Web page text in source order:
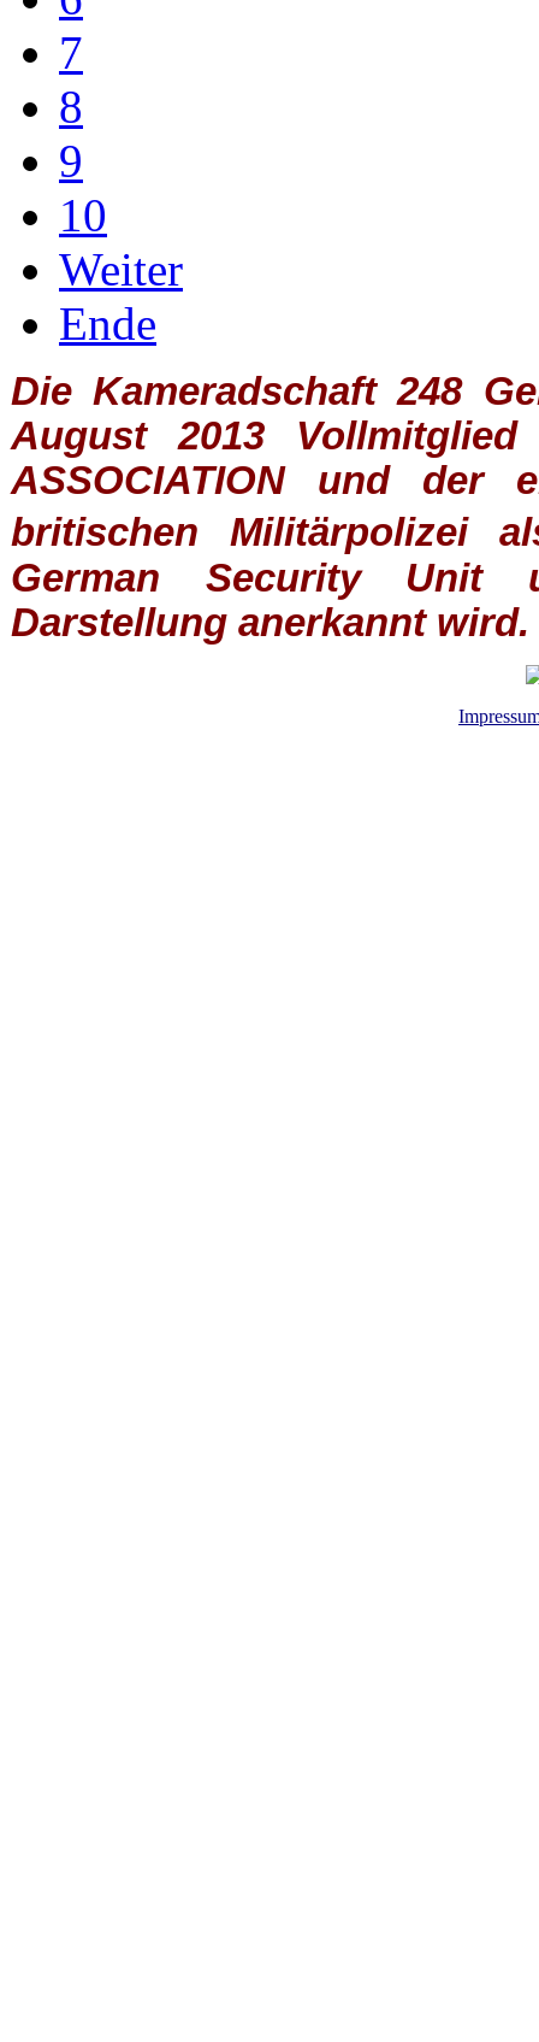
7
8
9
10
Weiter
Ende
Die Kameradschaft 248
August 2013
ASSOCIATIONund der
britischen
Militärpolizei
German Security Unit
Darstellung anerkannt wird.